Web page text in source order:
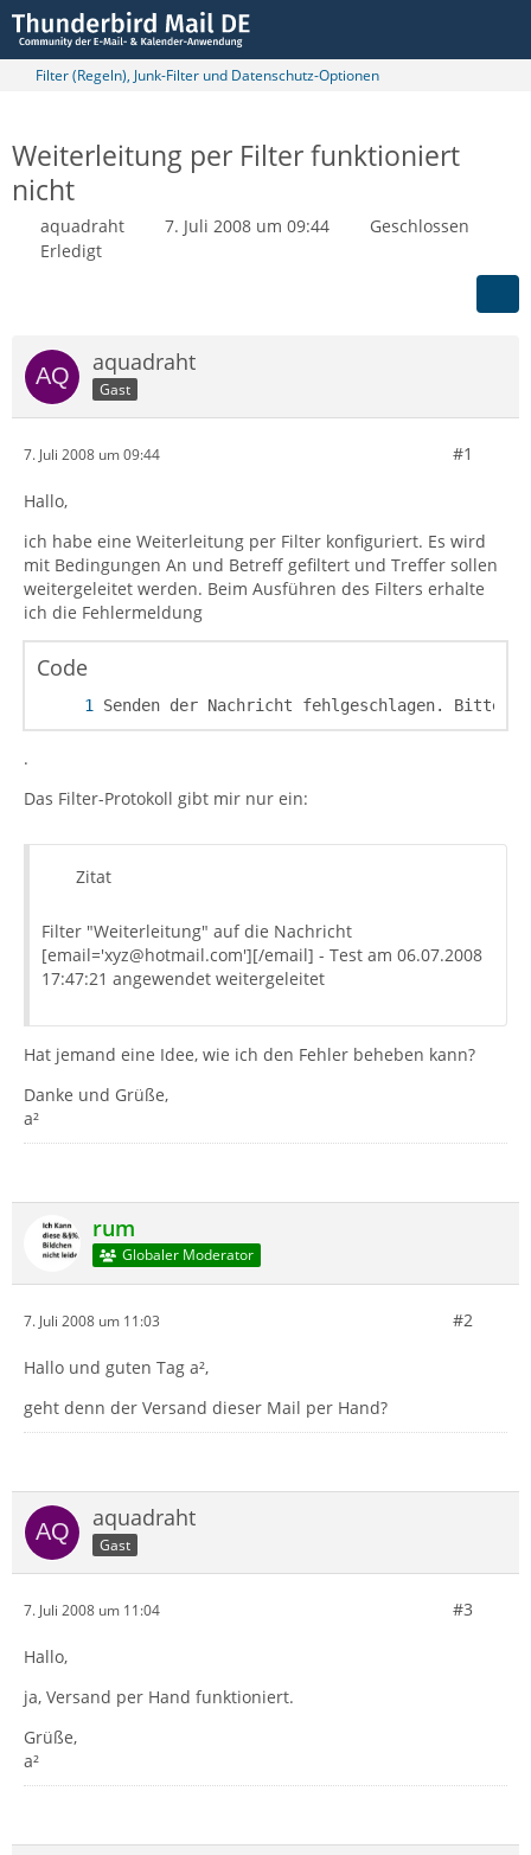
Filter (Regeln), Junk-Filter und Datenschutz-Optionen
Weiterleitung per Filter funktioniert
nicht
aquadraht 7. Juli 2008 um 09:44
Geschlossen
Erledigt
aquadraht
Gast
7. Juli 2008 um 09:44 #1
Hallo,
ich habe eine Weiterleitung per Filter konfiguriert. Es wird
mit Bedingungen An und Betreff gefiltert und Treffer sollen
weitergeleitet werden. Beim Ausführen des Filters erhalte
ich die Fehlermeldung
Code
Senden der Nachricht fehlgeschlagen. Bitte
.
Das Filter-Protokoll gibt mir nur ein:
Zitat
Filter "Weiterleitung" auf die Nachricht
[email='xyz@hotmail.com'][/email] - Test am 06.07.2008
17:47:21 angewendet weitergeleitet
Hat jemand eine Idee, wie ich den Fehler beheben kann?
Danke und Grüße,
a²
rum
Globaler Moderator
7. Juli 2008 um 11:03 #2
Hallo und guten Tag a²,
geht denn der Versand dieser Mail per Hand?
aquadraht
Gast
7. Juli 2008 um 11:04 #3
Hallo,
ja, Versand per Hand funktioniert.
Grüße,
a²